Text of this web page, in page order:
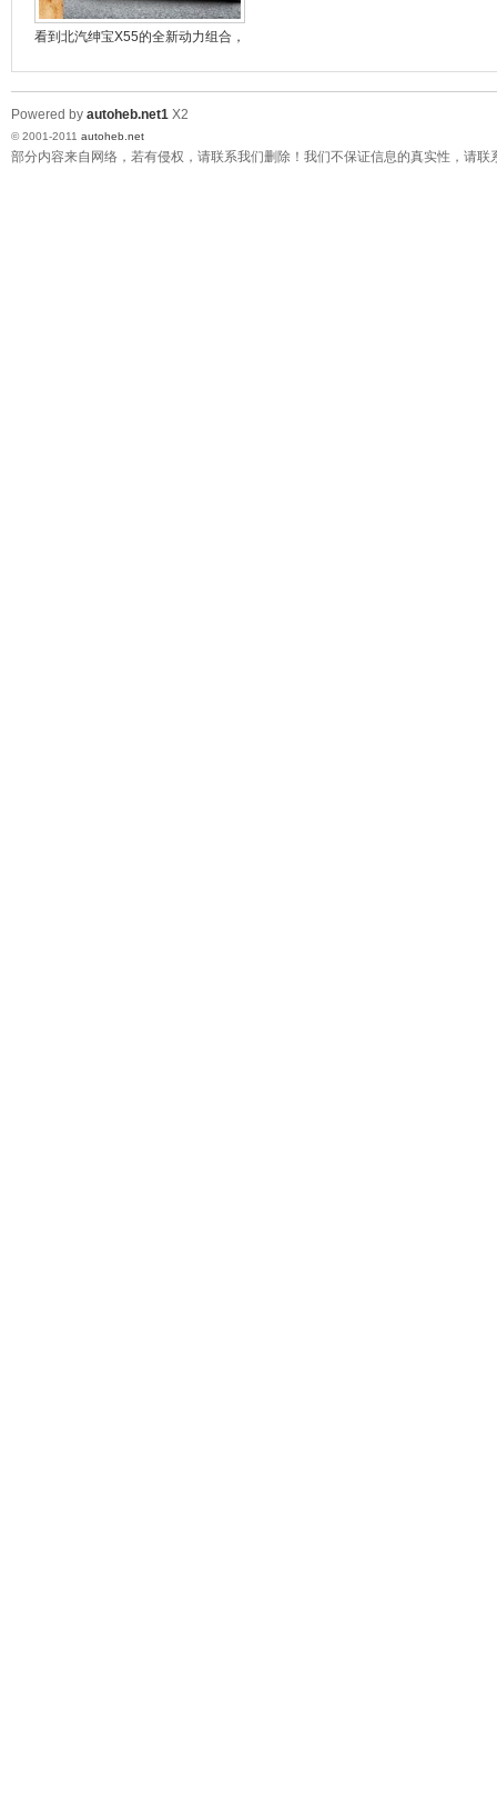
长安铃木启动“快乐春日，关怀伴行”活动
河北联拓奥迪5月回馈新老客户
看到北汽绅宝X55的全新动力组合，
Powered by autoheb.net1 X2
© 2001-2011 autoheb.net
部分内容来自网络，若有侵权，请联系我们删除！我们不保证信息的真实性，请联